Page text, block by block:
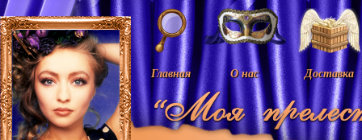
Главная О нас Доставка